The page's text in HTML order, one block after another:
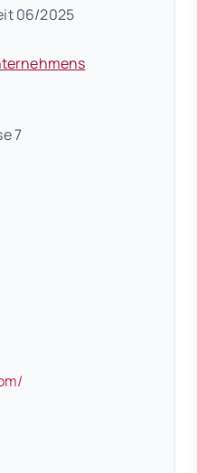
06/2025
7